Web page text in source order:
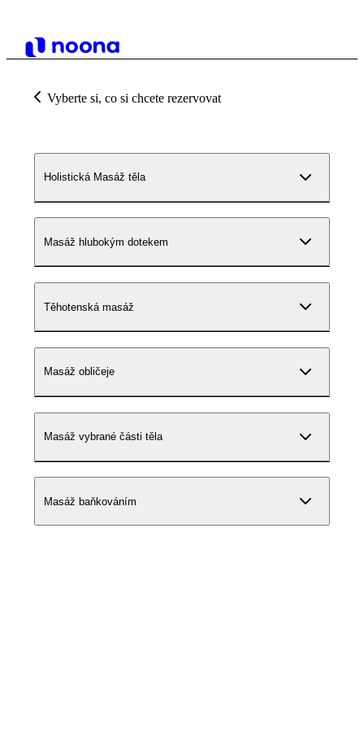
Vyberte si, co si chcete rezervovat
Holistická Masáž těla
Masáž hlubokým dotekem
Těhotenská masáž
Masáž obličeje
Masáž vybrané části těla
Masáž baňkováním